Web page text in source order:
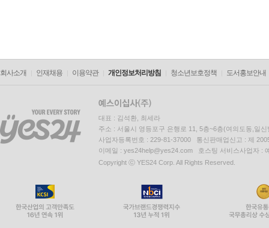
회사소개 인재채용 이용약관 개인정보처리방침 청소년보호정책 도서홍보안내
대표 : 김석환, 최세라
주소 : 서울시 영등포구 은행로 11, 5층~6층(여의도동,일신
사업자등록번호 : 229-81-37000 통신판매업신고 : 제
이메일 : yes24help@yes24.com 호스팅 서비스사업자 :
Copyright ⓒ YES24 Corp. All Rights Reserved.